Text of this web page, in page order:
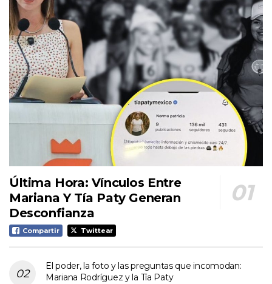
Última Hora: Vínculos Entre
Mariana Y Tía Paty Generan
Desconfianza
Compartir Twittear
El poder, la foto y las preguntas que incomodan:
Mariana Rodríguez y la Tía Paty